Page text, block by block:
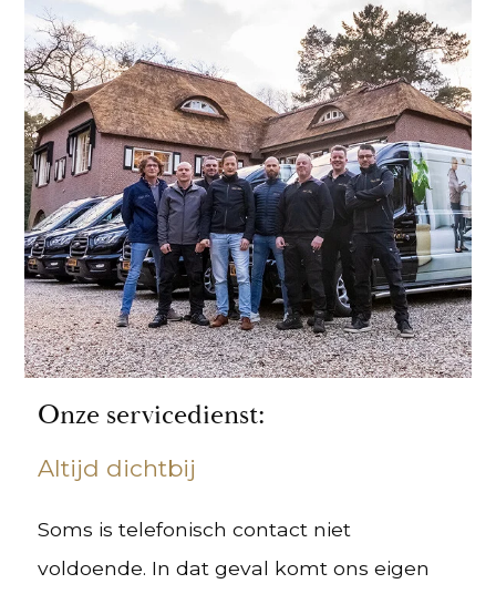
Onze servicedienst:
Altijd dichtbij
Soms is telefonisch contact niet
voldoende. In dat geval komt ons eigen